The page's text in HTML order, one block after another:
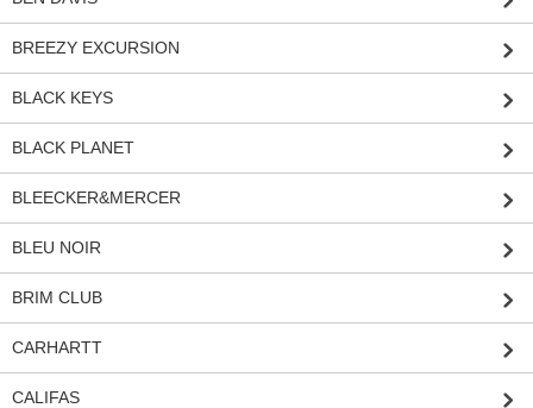
BREEZY EXCURSION
BLACK KEYS
BLACK PLANET
BLEECKER&MERCER
BLEU NOIR
BRIM CLUB
CARHARTT
CALIFAS